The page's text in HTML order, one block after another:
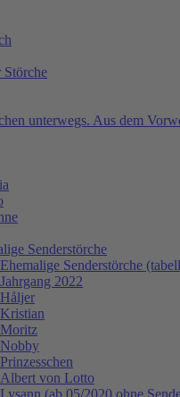
Störche
unterwegs. Aus dem
Senderstörche
Ehemalige Senderstörche
Jahrgang 2022
Håljer
Kristian
Moritz
Nobby
Prinzesschen
Albert von Lotto
Lysann (ab 05/2020 ohne